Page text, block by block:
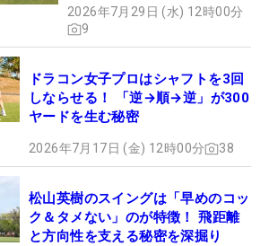
2026年7月29日 (水) 12時00分
9
ドラコン女子プロはシャフトを3回
しならせる！ 「逆→順→逆」が300
ヤードを生む秘密
2026年7月17日 (金) 12時00分 38
松山英樹のスイングは「早めのコッ
ク＆タメない」のが特徴！ 飛距離
と方向性を支える秘密を深掘り